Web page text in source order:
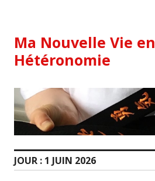
content
Ma Nouvelle Vie en
Hétéronomie
JOUR : 1 JUIN 2026